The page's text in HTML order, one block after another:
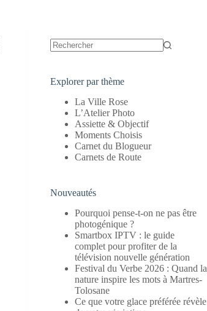
Explorer par thème
La Ville Rose
L’Atelier Photo
Assiette & Objectif
Moments Choisis
Carnet du Blogueur
Carnets de Route
Nouveautés
Pourquoi pense-t-on ne pas être
photogénique ?
Smartbox IPTV : le guide
complet pour profiter de la
télévision nouvelle génération
Festival du Verbe 2026 : Quand la
nature inspire les mots à Martres-
Tolosane
Ce que votre glace préférée révèle